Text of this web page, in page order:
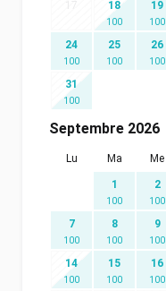
18
100
19
100
24
100
25
100
26
100
31
100
Septembre 2026
Lu Ma Me
1
100
2
100
7
100
8
100
9
100
14
100
15
100
16
100